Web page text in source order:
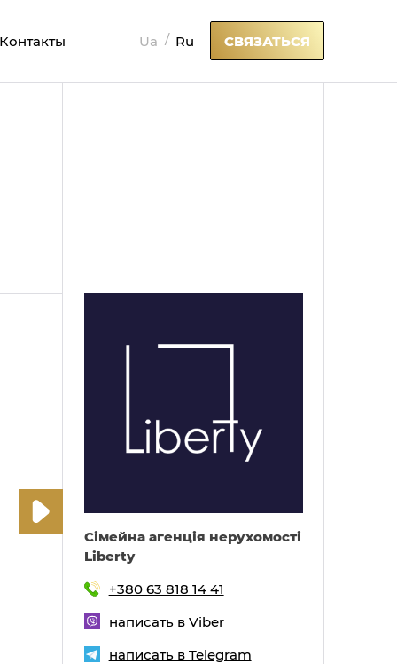
Контакты Ua Ru СВЯЗАТЬСЯ
Cімейна агенція нерухомості
Liberty
+380 63 818 14 41
написать в Viber
написать в Telegram